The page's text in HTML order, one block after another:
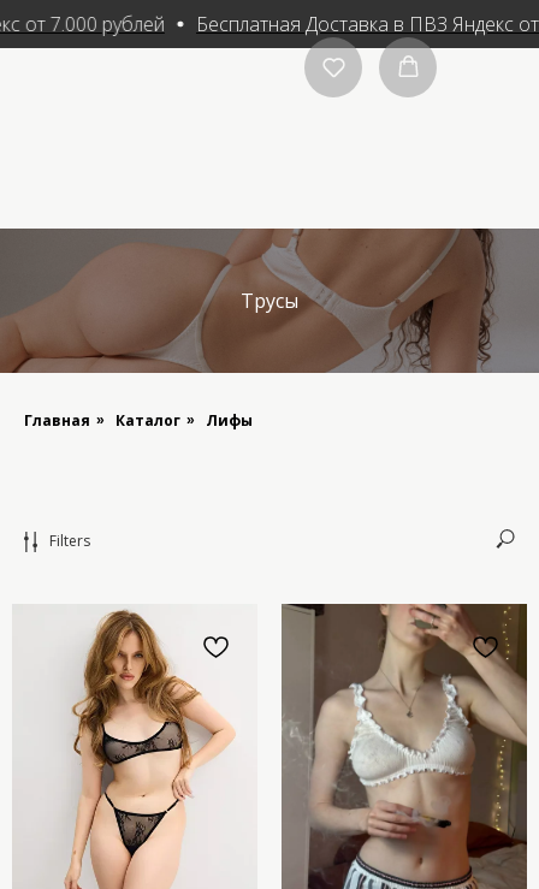
7.000 рублей Бесплатная Доставка в ПВЗ Яндекс от
Трусы
Главная » Каталог » Лифы
Filters